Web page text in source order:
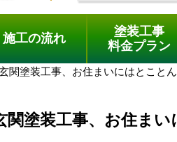
施工の流れ
塗装工事
料金プラン
関塗装工事、お住まいにはとこと
塗装工事、お住まい